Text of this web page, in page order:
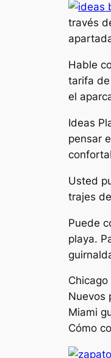
través
Hable
tarifa
el
Ideas
pensar
Usted
trajes
Puede
playa.
Nuevos
Miami
Cómo